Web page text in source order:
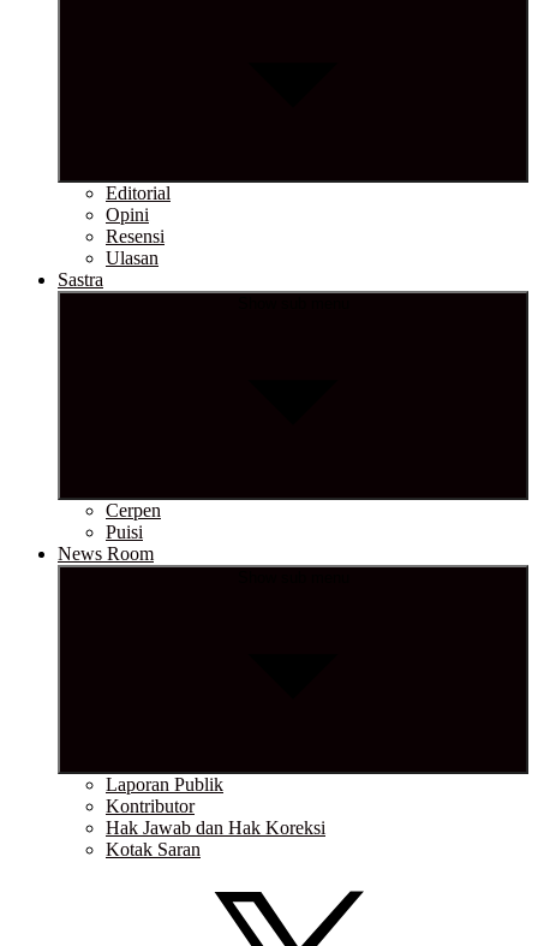
Editorial
Opini
Resensi
Ulasan
Sastra
Cerpen
Puisi
News Room
Laporan Publik
Kontributor
Hak Jawab dan Hak Koreksi
Kotak Saran